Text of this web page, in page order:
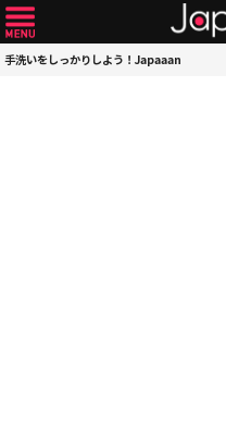
手洗いをしっかりしよう！Japaaan